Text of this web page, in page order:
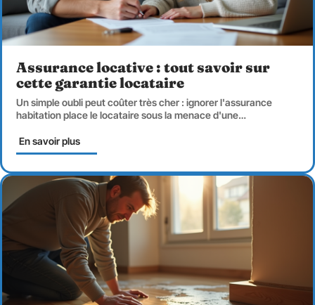
Assurance locative : tout savoir sur
cette garantie locataire
Un simple oubli peut coûter très cher : ignorer l'assurance
habitation place le locataire sous la menace d'une…
En savoir plus